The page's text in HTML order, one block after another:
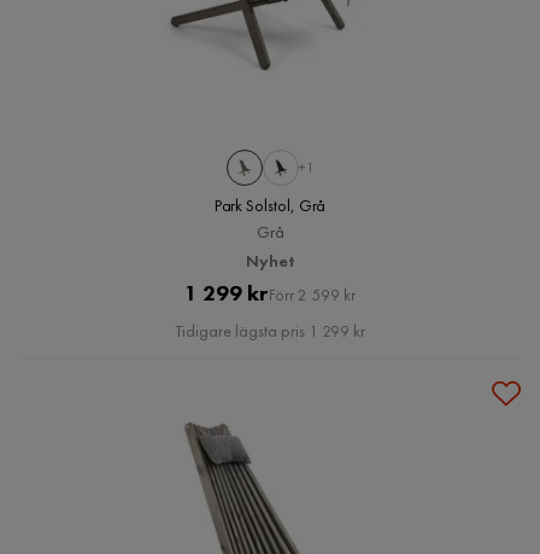
+1
Park Solstol, Grå
Grå
Nyhet
Pris
1 299 krOriginal
Pris
Förr 2 599 kr
Tidigare lägsta pris 1 299 kr